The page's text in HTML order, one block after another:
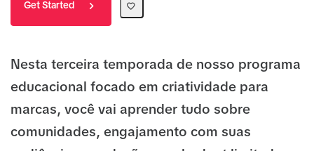
Get Started
Nesta terceira temporada de nosso programa
educacional focado em criatividade para
marcas, você vai aprender tudo sobre
comunidades, engajamento com suas